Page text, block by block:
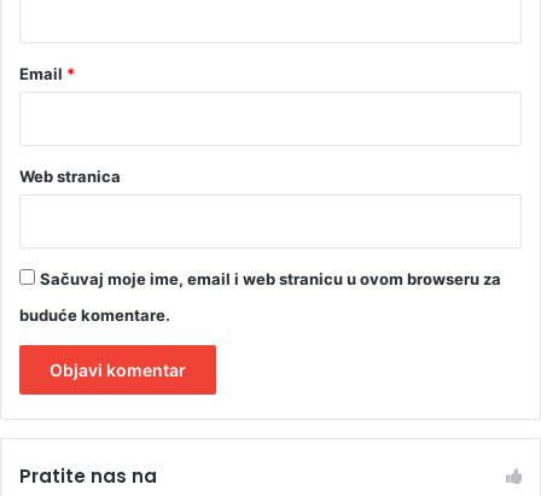
Email *
Web stranica
Sačuvaj moje ime, email i web stranicu u ovom browseru za
buduće komentare.
tPratite nas na